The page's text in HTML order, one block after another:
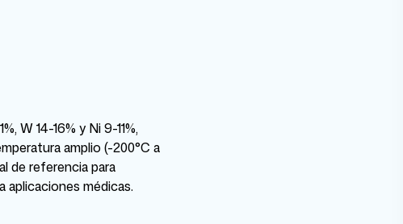
W 14-16% y Ni 9-11%,
amplio (-200°C a
de referencia para
aplicaciones médicas.